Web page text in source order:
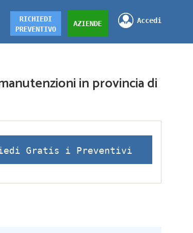
Accedi
AZIENDE
RICHIEDI
PREVENTIVO
in provincia di
Gratis i Preventivi